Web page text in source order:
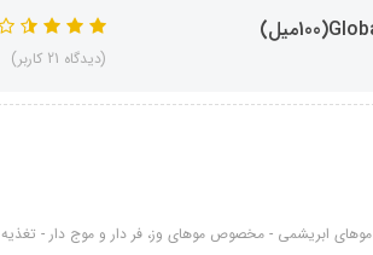
(دیدگاه 21 کاربر)
- نرم کننده مو - حس موهای ابریشمی - مخصوص موهای وز، فر دار و موج دار - تغذیه